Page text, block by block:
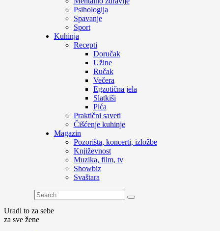
Psihologija
Spavanje
Sport
Kuhinja
Recepti
Doručak
Užine
Ručak
Večera
Egzotična jela
Slatkiši
Pića
Praktični saveti
Čišćenje kuhinje
Magazin
Pozorišta, koncerti, izložbe
Književnost
Muzika, film, tv
Showbiz
Svaštara
Uradi to za sebe
za sve žene